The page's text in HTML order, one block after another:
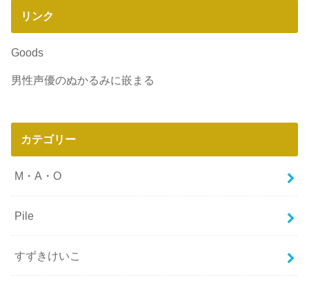
リンク
Goods
男性声優のぬかるみに嵌まる
カテゴリー
M・A・O
Pile
すずきけいこ